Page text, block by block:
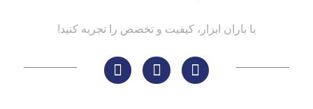
با باران ابزار، کیفیت و تخصص را تجربه کنید!